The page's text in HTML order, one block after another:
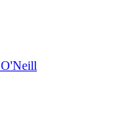
O'Neill